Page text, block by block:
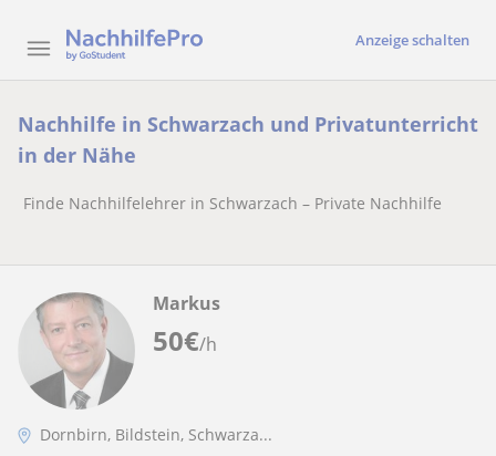
Anzeige schalten
Nachhilfe in Schwarzach und Privatunterricht
in der Nähe
Finde Nachhilfelehrer in Schwarzach – Private Nachhilfe
50€/h
Markus
Dornbirn, Bildstein, Schwarza...